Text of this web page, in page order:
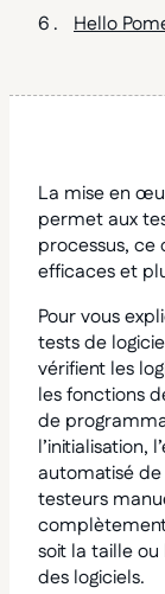
Hello
La mise en
permet aux
processus, ce
efficaces et
Pour vous
tests de
vérifient les
les fonctions
de
l’initialisation,
automatisé
testeurs
soit la taille
des logiciels.